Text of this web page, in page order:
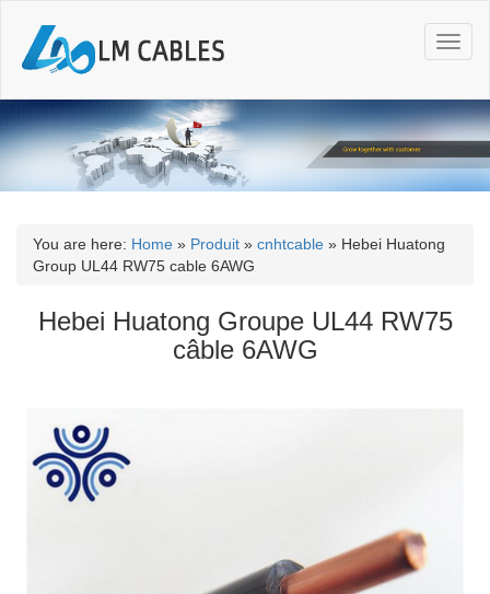
T
o
g
l
n
a
i
You are here: Home » Produit » cnhtcable » Hebei Huatong
Group UL44 RW75 cable 6AWG
Hebei Huatong Groupe UL44 RW75
câble 6AWG